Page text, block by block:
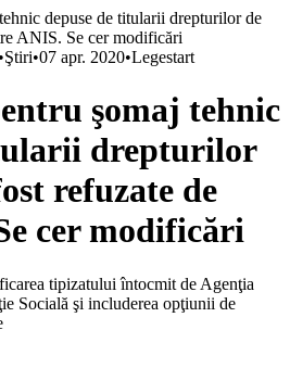
•Ştiri•07 apr. 2020•Legestart
şomaj tehnic
drepturilor
refuzate de
cer modificări
tipizatului întocmit de Agenţia
Socială şi includerea opţiunii de